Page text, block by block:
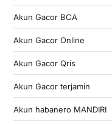
Akun Gacor BCA
Akun Gacor Online
Akun Gacor Qris
Akun Gacor terjamin
Akun habanero MANDIRI